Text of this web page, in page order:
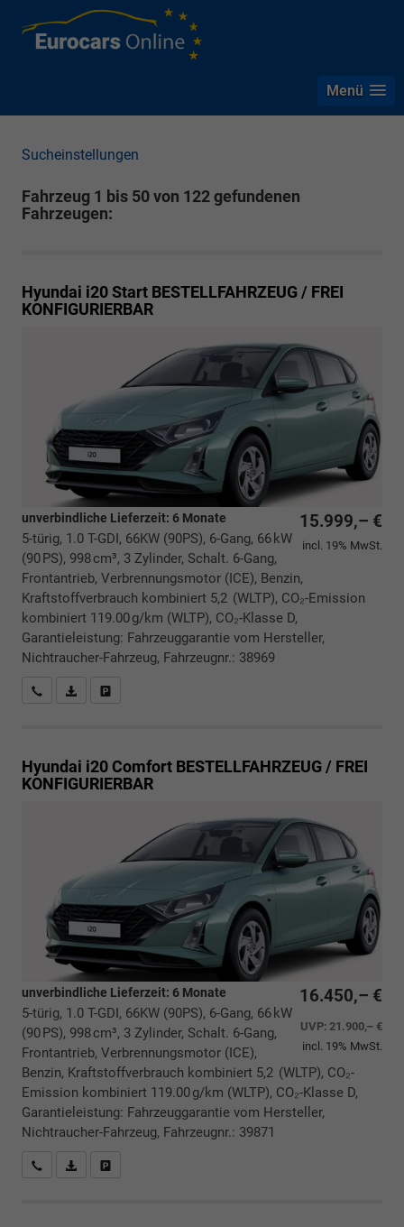
Menü
Sucheinstellungen
Fahrzeug 1 bis 50 von 122 gefundenen
Fahrzeugen:
Hyundai i20Start BESTELLFAHRZEUG / FREI
KONFIGURIERBAR
15.999,– €
incl. 19% MwSt.
unverbindliche Lieferzeit: 6 Monate
5-türig, 1.0 T-GDI, 66KW (90PS), 6-Gang, 66 kW
(90 PS), 998 cm³, 3 Zylinder, Schalt. 6-Gang,
Frontantrieb, Verbrennungsmotor (ICE), Benzin,
Kraftstoffverbrauch kombiniert 5,2 (WLTP), CO₂-Emission
kombiniert 119.00 g/km (WLTP), CO₂-Klasse D,
Garantieleistung: Fahrzeuggarantie vom Hersteller,
Nichtraucher-Fahrzeug, Fahrzeugnr.: 38969
Rückrufbitte absenden
PDF-Datei, Fahrzeugexposé drucken
Hyundai i20Comfort BESTELLFAHRZEUG / FREI
KONFIGURIERBAR
16.450,– €
UVP:21.900,– €
incl. 19% MwSt.
unverbindliche Lieferzeit: 6 Monate
5-türig, 1.0 T-GDI, 66KW (90PS), 6-Gang, 66 kW
(90 PS), 998 cm³, 3 Zylinder, Schalt. 6-Gang,
Frontantrieb, Verbrennungsmotor (ICE),
Benzin, Kraftstoffverbrauch kombiniert 5,2 (WLTP), CO₂-
Emission kombiniert 119.00 g/km (WLTP), CO₂-Klasse D,
Garantieleistung: Fahrzeuggarantie vom Hersteller,
Nichtraucher-Fahrzeug, Fahrzeugnr.: 39871
Rückrufbitte absenden
PDF-Datei, Fahrzeugexposé drucken